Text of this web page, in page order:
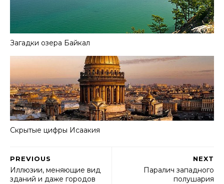
Загадки озера Байкал
Скрытые цифры Исаакия
NEXT
Паралич западного
полушария
PREVIOUS
Иллюзии, меняющие вид
зданий и даже городов